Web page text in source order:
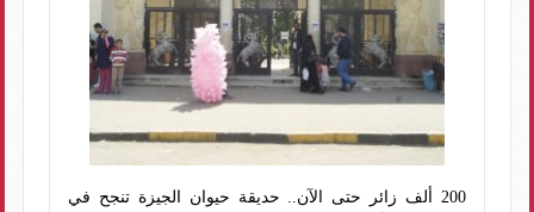
200 ألف زائر حتى الآن.. حديقة حيوان الجيزة تنجح في